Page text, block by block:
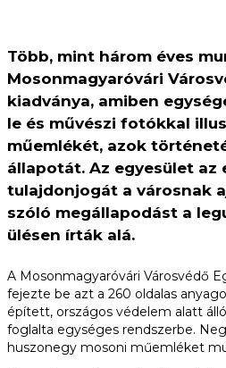
Több, mint három éves
Mosonmagyaróvári
kiadványa, amiben
le és művészi fotókkal
műemlékét, azok
állapotát. Az egyesület az
tulajdonjogát a városnak
szóló megállapodást a
ülésen írták alá.
A Mosonmagyaróvári Városvédő
fejezte be azt a 260 oldalas
épített, országos védelem alatt
foglalta egységes rendszerbe.
huszonegy mosoni műemléket